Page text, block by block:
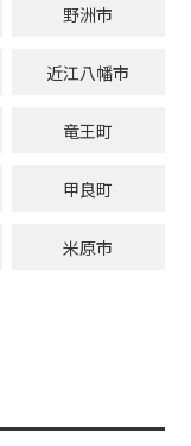
野洲市
近江八幡市
竜王町
甲良町
米原市